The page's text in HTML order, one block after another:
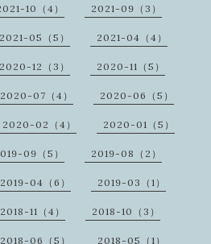
10（4） 2021-09（3）
2021-05（5） 2021-04（4）
2020-12（3） 2020-11（5）
2020-07（4） 2020-06（5）
2020-02（4） 2020-01（5）
09（5） 2019-08（2）
2019-04（6） 2019-03（1）
2018-11（4） 2018-10（3）
2018-06（5） 2018-05（1）